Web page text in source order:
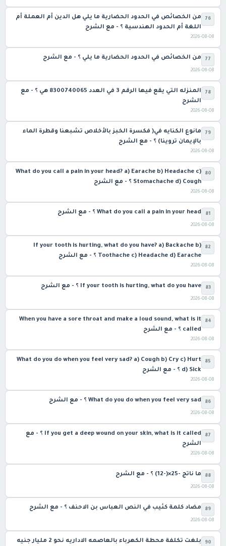
76
‏من الخصائص في الحدود الحضارية ما يلي هل الدين أم العملة أم
اللغة أم الحدود الهندسية ؟ - مع الشرح
2026-08-08
77 ‏من الخصائص في الحدود الحضارية ما يلي ؟ - مع الشرح
2026-08-08
78
المنزله التي يقع فيها الرقم 3 في العدد 8300740065 هي ؟ - مع
الشرح
2026-08-08
79
مانوع الكنايه في( فكسرة الخبز بالأخلاص تشبعنا وقطرة الماء
بالإيمان تروينا) ؟ - مع الشرح
2026-08-08
80
What do you call a pain in your head? a) Earache b) Headache c)
Stomachache d) Cough ؟ - مع الشرح
2026-08-08
81 What do you call a pain in your head ؟ - مع الشرح
2026-08-08
82
If your tooth is hurting, what do you have? a) Backache b)
Toothache c) Headache d) Earache ؟ - مع الشرح
2026-08-08
83 If your tooth is hurting, what do you have ؟ - مع الشرح
2026-08-08
84
When you have a sore throat and make a loud sound, what is it
called ؟ - مع الشرح
2026-08-08
85
What do you do when you feel very sad? a) Cough b) Cry c) Hurt
d) Sick ؟ - مع الشرح
2026-08-08
86 What do you do when you feel very sad ؟ - مع الشرح
2026-08-08
87
If you get a deep wound on your skin, what is it called ؟ - مع
الشرح
2026-08-08
88 ما ناتج -25×(-12) ؟ - مع الشرح
2026-08-08
89 مضاد كلمة كئيب في النص العباس بن الاحنف ؟ - مع الشرح
2026-08-08
90 بلغت تكلفة محطة الكهرباء بالعاصمه الاداريه نحو 2 مليار جنيه